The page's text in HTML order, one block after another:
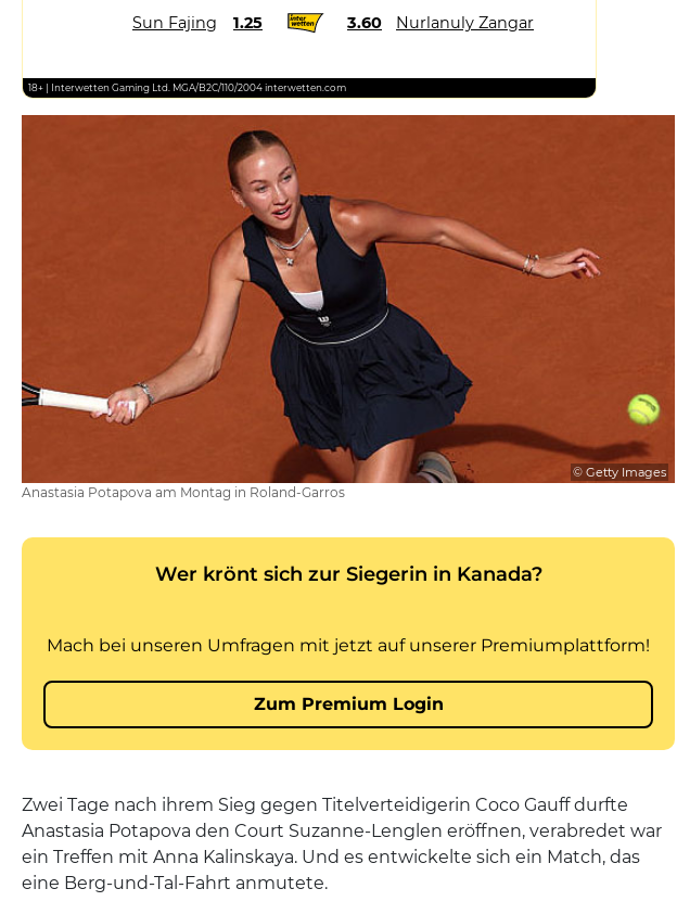
Sun Fajing 1.25 3.60 Nurlanuly Zangar
18+ | Interwetten Gaming Ltd. MGA/B2C/110/2004 interwetten.com
© Getty Images
Anastasia Potapova am Montag in Roland-Garros
Zwei Tage nach ihrem Sieg gegen Titelverteidigerin Coco Gauff durfte
Anastasia Potapova den Court Suzanne-Lenglen eröffnen, verabredet war
ein Treffen mit Anna Kalinskaya. Und es entwickelte sich ein Match, das
eine Berg-und-Tal-Fahrt anmutete.